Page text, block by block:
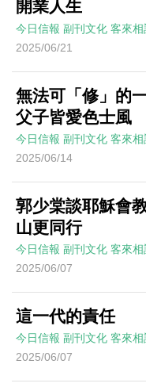
開業人生
今日信報 副刊文化 客來相
2025/06/21
無法可「修」的
父子皆愛色士風
今日信報 副刊文化 客來相
2025/06/14
郭少棠談耶穌會
山更同行
今日信報 副刊文化 客來相
2025/06/07
這一代的責任
今日信報 副刊文化 客來相
2025/06/07